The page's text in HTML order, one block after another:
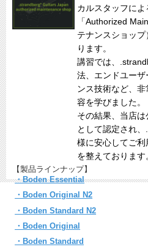
カルスタッフによ
「Authorized
テナンスショッ
ります。
講習では、
法、エンドユー
ンス技術など、
容を学びました。
その結果、当店
として認定され
様に安心してご利
を整えております
【製品ラインナップ】
・Boden Essential
・Boden Original N2
・Boden Standard N2
・Boden Original
・Boden Standard